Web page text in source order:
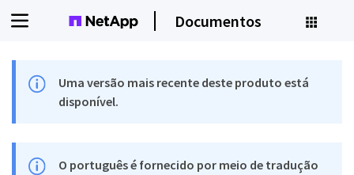
Documentos
Uma versão mais recente deste produto está
disponível.
O português é fornecido por meio de tradução